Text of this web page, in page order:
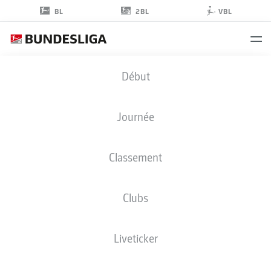
BL 2BL VBL
Début
Journée
Classement
Clubs
Liveticker